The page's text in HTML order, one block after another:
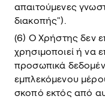
απαιτούμενες
διακοπής").
(6) Ο Χρήστης δεν
χρησιμοποιεί ή να
προσωπικά
εμπλεκόμενου
σκοπό εκτός από